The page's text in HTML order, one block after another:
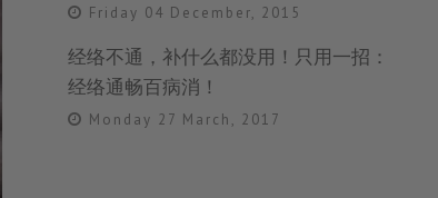
Friday 04 December, 2015
经络不通，补什么都没用！只用一招：
经络通畅百病消！
Monday 27 March, 2017